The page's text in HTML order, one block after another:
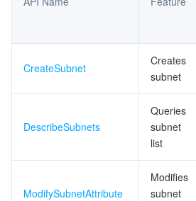
CreateSubnet
Creates
subnet
DescribeSubnets
Queries
subnet
list
ModifySubnetAttribute
Modifies
subnet